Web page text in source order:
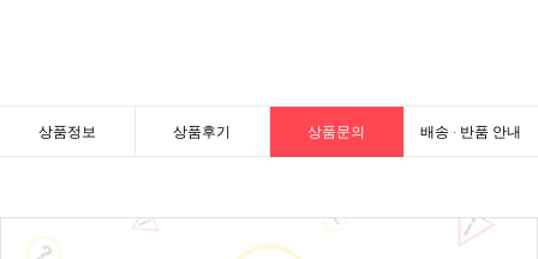
상품정보 상품후기 상품문의 배송 · 반품 안내